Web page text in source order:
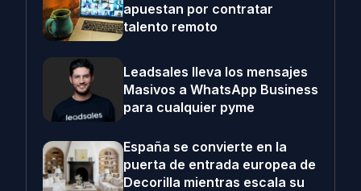
apuestan por contratar
talento remoto
Leadsales lleva los mensajes
Masivos a WhatsApp Business
para cualquier pyme
España se convierte en la
puerta de entrada europea de
Decorilla mientras escala su